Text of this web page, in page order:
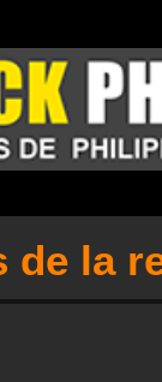
de la